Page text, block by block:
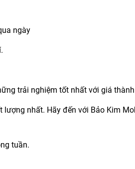
ngày
trải nghiệm tốt nhất với giá
nhất. Hãy đến với Bảo Kim
tuần.